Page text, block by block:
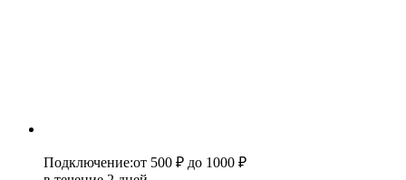
Подключение:от 500 ₽ до 1000 ₽